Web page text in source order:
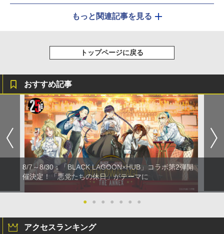
もっと関連記事を見る
トップページに戻る
おすすめ記事
8/7～8/30：「BLACK LAGOON×HUB」コラボ第2弾開
催決定！「悪党たちの休日」がテーマに
● ● ● ● ● ● ●
アクセスランキング